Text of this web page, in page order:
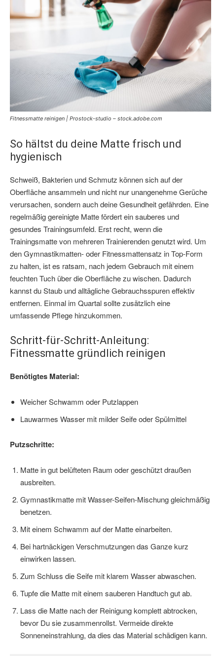
Fitnessmatte reinigen | Prostock-studio – stock.adobe.com
So hältst du deine Matte frisch und
hygienisch
Schweiß, Bakterien und Schmutz können sich auf der
Oberfläche ansammeln und nicht nur unangenehme Gerüche
verursachen, sondern auch deine Gesundheit gefährden. Eine
regelmäßig gereinigte Matte fördert ein sauberes und
gesundes Trainingsumfeld. Erst recht, wenn die
Trainingsmatte von mehreren Trainierenden genutzt wird. Um
den Gymnastikmatten- oder Fitnessmattensatz in Top-Form
zu halten, ist es ratsam, nach jedem Gebrauch mit einem
feuchten Tuch über die Oberfläche zu wischen. Dadurch
kannst du Staub und alltägliche Gebrauchsspuren effektiv
entfernen. Einmal im Quartal sollte zusätzlich eine
umfassende Pflege hinzukommen.
Schritt-für-Schritt-Anleitung:
Fitnessmatte gründlich reinigen
Benötigtes Material:
Weicher Schwamm oder Putzlappen
Lauwarmes Wasser mit milder Seife oder Spülmittel
Putzschritte:
Matte in gut belüfteten Raum oder geschützt draußen
ausbreiten.
Gymnastikmatte mit Wasser-Seifen-Mischung gleichmäßig
benetzen.
Mit einem Schwamm auf der Matte einarbeiten.
Bei hartnäckigen Verschmutzungen das Ganze kurz
einwirken lassen.
Zum Schluss die Seife mit klarem Wasser abwaschen.
Tupfe die Matte mit einem sauberen Handtuch gut ab.
Lass die Matte nach der Reinigung komplett abtrocken,
bevor Du sie zusammenrollst. Vermeide direkte
Sonneneinstrahlung, da dies das Material schädigen kann.